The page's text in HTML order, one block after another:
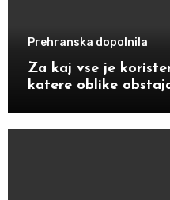
Prehranska dopolnila
Za kaj vse je
katere oblike